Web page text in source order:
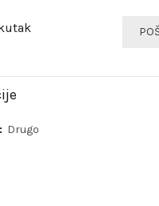
Drugo